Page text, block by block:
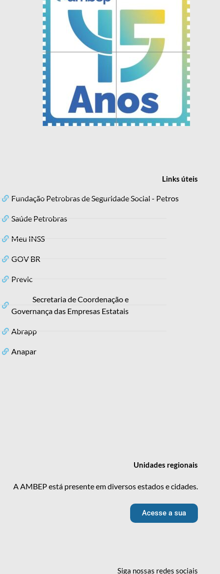
Linksúteis
Fundação Petrobras de Seguridade Social - Petros
Saúde Petrobras
Meu INSS
GOV BR
Previc
Secretaria de Coordenação e
Governança das Empresas Estatais
Abrapp
Anapar
Unidades regionais
A AMBEP está presente em diversos estados e cidades.
Acesse a sua
Siga nossas redessociais